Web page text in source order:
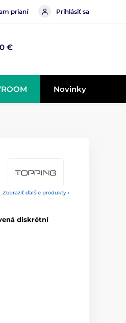
prianí Prihlásiť sa
0 €
Novinky
Zobraziť ďalšie produkty ›
diskrétní